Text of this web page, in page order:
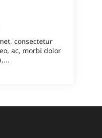
consectetur
ac, morbi dolor